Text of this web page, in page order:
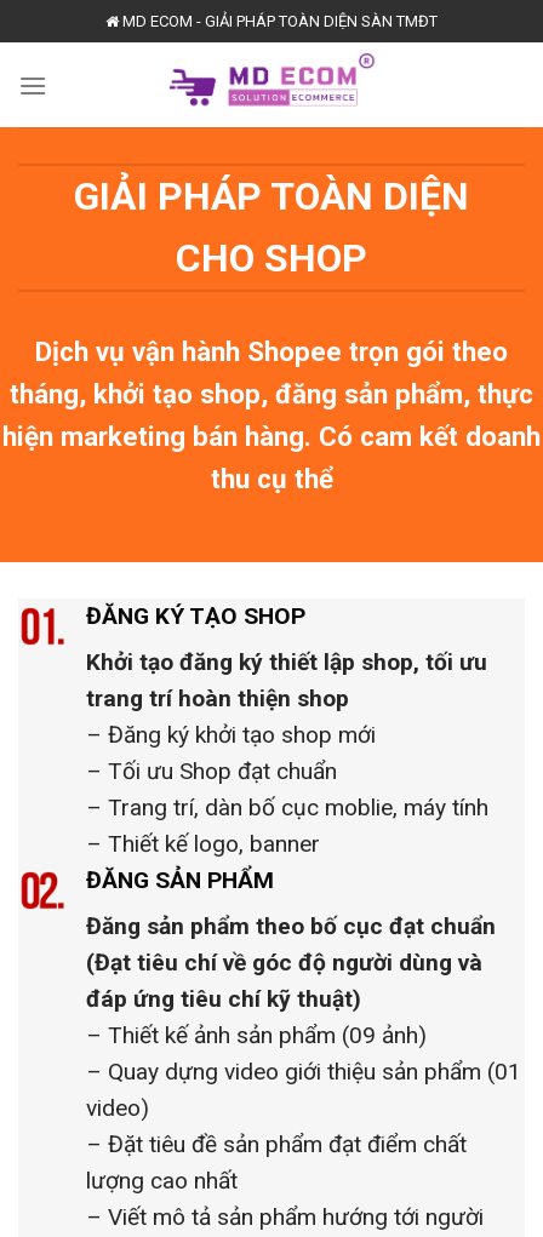
to
content
MD ECOM - GIẢI PHÁP TOÀN DIỆN SÀN TMĐT
GIẢI PHÁP TOÀN DIỆN
CHO SHOP
Dịch vụ vận hành Shopee trọn gói theo
tháng, khởi tạo shop, đăng sản phẩm, thực
hiện marketing bán hàng. Có cam kết doanh
thu cụ thể
ĐĂNG KÝ TẠO SHOP
Khởi tạo đăng ký thiết lập shop, tối ưu
trang trí hoàn thiện shop
– Đăng ký khởi tạo shop mới
– Tối ưu Shop đạt chuẩn
– Trang trí, dàn bố cục moblie, máy tính
– Thiết kế logo, banner
ĐĂNG SẢN PHẨM
Đăng sản phẩm theo bố cục đạt chuẩn
(Đạt tiêu chí về góc độ người dùng và
đáp ứng tiêu chí kỹ thuật)
– Thiết kế ảnh sản phẩm (09 ảnh)
– Quay dựng video giới thiệu sản phẩm (01
video)
– Đặt tiêu đề sản phẩm đạt điểm chất
lượng cao nhất
– Viết mô tả sản phẩm hướng tới người